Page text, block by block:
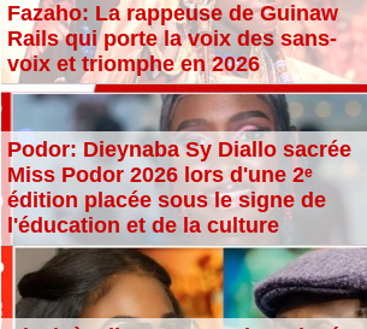
Fazaho: La rappeuse de Guinaw
Rails qui porte la voix des sans-
voix et triomphe en 2026
Podor: Dieynaba Sy Diallo sacrée
Miss Podor 2026 lors d'une 2ᵉ
édition placée sous le signe de
l'éducation et de la culture